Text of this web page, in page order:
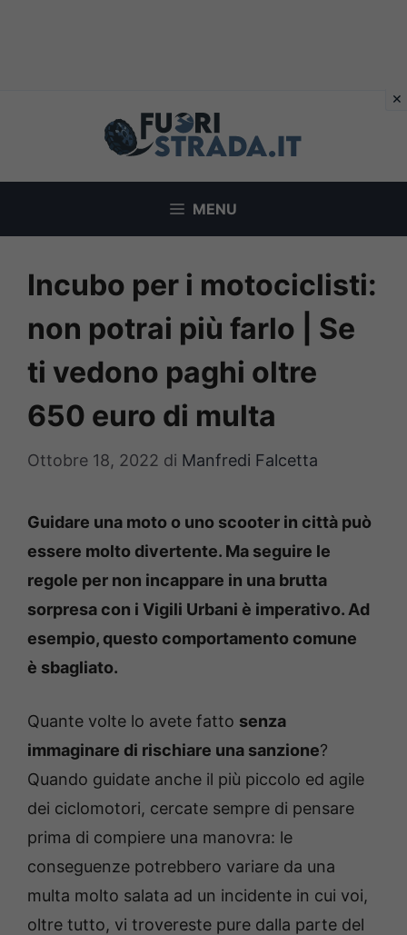
MENU
Incubo per i motociclisti:
non potrai più farlo | Se
ti vedono paghi oltre
650 euro di multa
Ottobre 18, 2022 di Manfredi Falcetta
Guidare una moto o uno scooter in città può
essere molto divertente. Ma seguire le
regole per non incappare in una brutta
sorpresa con i Vigili Urbani è imperativo. Ad
esempio, questo comportamento comune
è sbagliato.
Quante volte lo avete fatto senza
immaginare di rischiare una sanzione?
Quando guidate anche il più piccolo ed agile
dei ciclomotori, cercate sempre di pensare
prima di compiere una manovra: le
conseguenze potrebbero variare da una
multa molto salata ad un incidente in cui voi,
oltre tutto, vi trovereste pure dalla parte del